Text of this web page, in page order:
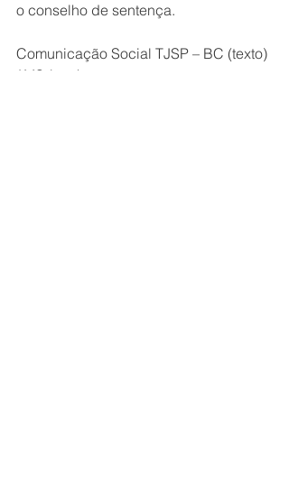
o conselho de sentença.
Comunicação Social TJSP – BC (texto)
/ MS (arte)